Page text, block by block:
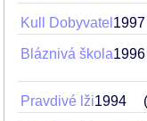
Kull Dobyvatel 1997
Bláznivá škola1996
Pravdivé lži1994